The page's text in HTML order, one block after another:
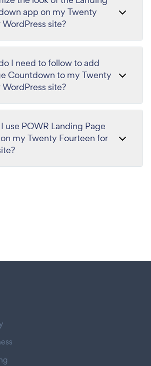
app on my Twenty
site?
I need to follow to add
Countdown to my Twenty
site?
use POWR Landing Page
my Twenty Fourteen for